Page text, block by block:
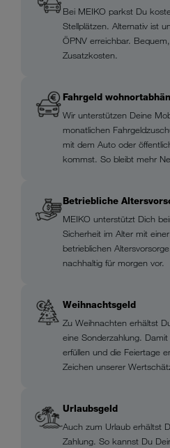
Bei MEIKO parkst Du
Stellplätzen. Alternativ ist
ÖPNV erreichbar.
Zusatzkosten.
Fahrgeld
Wir unterstützen Deine
monatlichen
mit dem Auto oder
kommst. So bleibt mehr
Betriebliche
MEIKO unterstützt Dich
Sicherheit im Alter mit
betrieblichen
nachhaltig für morgen vor.
Weihnachtsgeld
Zu Weihnachten erhältst
eine Sonderzahlung.
erfüllen und die Feiertage
Zeichen unserer
Urlaubsgeld
Auch zum Urlaub erhältst
Zahlung. So kannst Du